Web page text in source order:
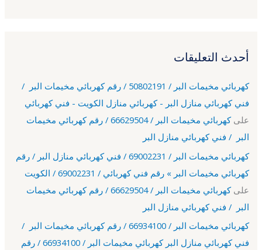
أحدث التعليقات
كهربائي مخيمات البر / 50802191 / رقم كهربائي مخيمات البر /
فني كهربائي منازل البر - كهربائي منازل الكويت - فني كهربائي
على
كهربائي مخيمات البر / 66629504 / رقم كهربائي مخيمات
البر / فني كهربائي منازل البر
كهربائي مخيمات البر / 69002231 / فني كهربائي منازل البر / رقم
كهربائي مخيمات البر » رقم فني كهربائي / 69002231 / الكويت
على
كهربائي مخيمات البر / 66629504 / رقم كهربائي مخيمات
البر / فني كهربائي منازل البر
كهربائي مخيمات البر / 66934100 / رقم كهربائي مخيمات البر /
فني كهربائي منازل البر كهربائي مخيمات البر / 66934100 / رقم